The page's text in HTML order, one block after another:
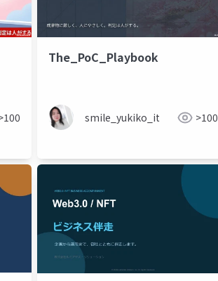
The_PoC_Playbook
smile_yukiko_it >100